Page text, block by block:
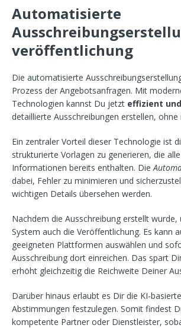
Automatisierte
veröffentlichung
Die automatisierte
Prozess der Angebotsanfragen. Mit
Technologien kannst Du jetzt effizient
detaillierte Ausschreibungen erstellen, ohne
Ein zentraler Vorteil dieser Technologie ist
strukturierte Vorlagen zu generieren, die
Informationen bereits enthalten. Die
dabei, Fehler zu minimieren und
wichtigen Details übersehen werden.
Nachdem die Ausschreibung erstellt
System auch die Veröffentlichung. Es kann
geeigneten Plattformen auswählen und
Ausschreibung dort einreichen. Das spart
erhöht gleichzeitig die Reichweite Deiner
Darüber hinaus erlaubt es Dir die KI-
Abstimmungen festzulegen. Somit findest
kompetente Partner oder Dienstleister,